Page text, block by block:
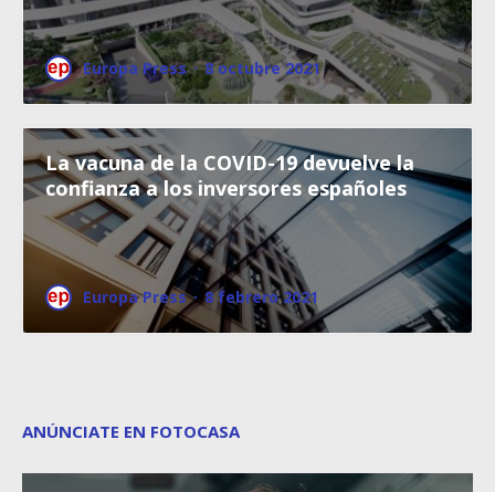
Europa Press · 8 octubre 2021
La vacuna de la COVID-19 devuelve la
confianza a los inversores españoles
Europa Press · 8 febrero 2021
ANÚNCIATE EN FOTOCASA